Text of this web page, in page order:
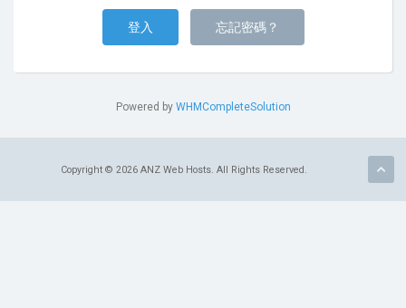
忘記密碼？
Powered by WHMCompleteSolution
Copyright © 2026 ANZ Web Hosts. All Rights Reserved.